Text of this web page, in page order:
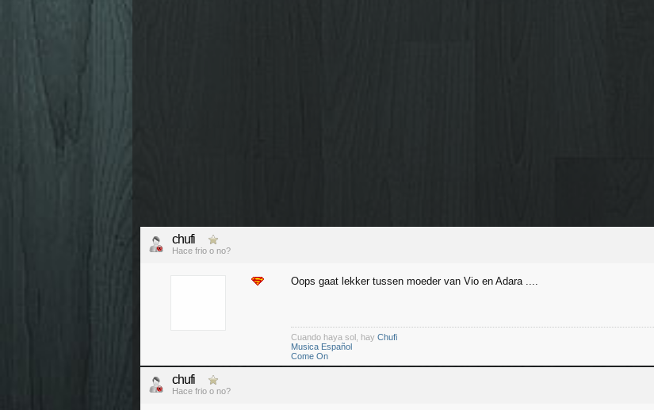
chufi
Hace frio o no?
Oops gaat lekker tussen moeder van Vio en Adara ....
Cuando haya sol, hay Chufi
Musica Español
Come On
chufi
Hace frio o no?